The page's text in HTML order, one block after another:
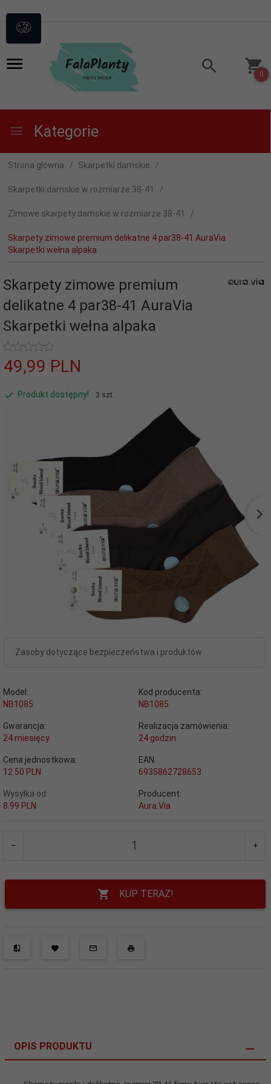
0
Kategorie
Strona główna Skarpetki damskie
Skarpetki damskie w rozmiarze 38-41
Zimowe skarpety damskie w rozmiarze 38-41
Skarpety zimowe premium delikatne 4 par38-41 AuraVia
Skarpetki wełna alpaka
Skarpety zimowe premium
delikatne 4 par38-41 AuraVia
Skarpetki wełna alpaka
49,99 PLN
Produkt dostępny! 3 szt.
Zasoby dotyczące bezpieczeństwa i produktów
Model:
NB1085
Kod producenta:
NB1085
Gwarancja:
24 miesięcy
Realizacja zamówienia:
24 godzin
Cena jednostkowa:
12.50 PLN
EAN:
6935862728653
Wysyłka od:
8.99 PLN
Producent:
Aura.Via
KUP TERAZ!
OPIS PRODUKTU